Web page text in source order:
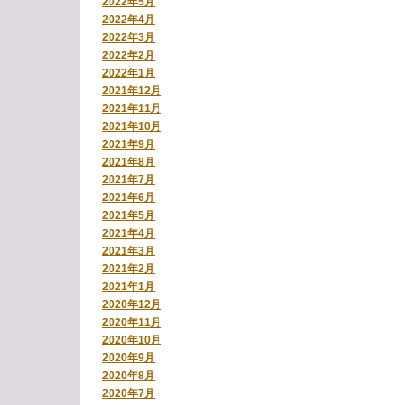
2022年4月
2022年3月
2022年2月
2022年1月
2021年12月
2021年11月
2021年10月
2021年9月
2021年8月
2021年7月
2021年6月
2021年5月
2021年4月
2021年3月
2021年2月
2021年1月
2020年12月
2020年11月
2020年10月
2020年9月
2020年8月
2020年7月